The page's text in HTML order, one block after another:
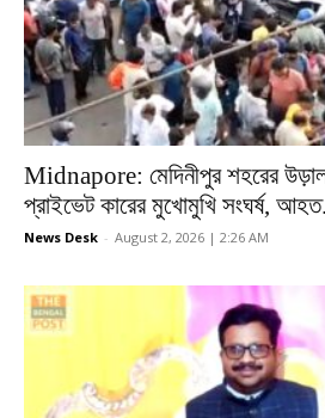
Midnapore: মেদিনীপুর শহরের
প্রাইভেট কারের মুখোমুখি সংঘর্ষ,
News Desk - August 2, 2026 | 2:26 AM